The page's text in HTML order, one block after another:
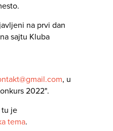
na prvi dan
sajtu Kluba
, u
2022".
tu je
tema.